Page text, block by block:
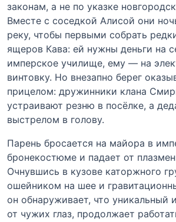
законам, а не по указке
Вместе с соседкой Алисой они
реку, чтобы первыми собрать
ящеров Кава: ей нужны деньги на
имперское училище, ему — на
винтовку. Но внезапно берег
прицелом: дружинники клана
устраивают резню в посёлке, а
выстрелом в голову.
Парень бросается на майора в
бронекостюме и падает от
Очнувшись в кузове каторжного
ошейником на шее и
он обнаруживает, что уникальный
от чужих глаз, продолжает